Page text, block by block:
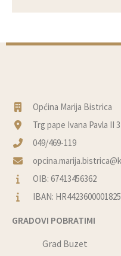
Općina Marija Bistrica
Trg pape Ivana Pavla II
049/469-119
OIB: 67413456362
IBAN:
GRADOVI POBRATIMI
Grad Buzet